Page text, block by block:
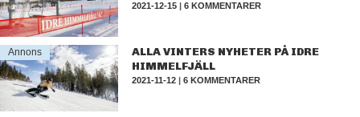
2021-12-15 |6 KOMMENTARER
Annons
ALLA VINTERS NYHETER PÅ IDRE
HIMMELFJÄLL
2021-11-12 |6 KOMMENTARER